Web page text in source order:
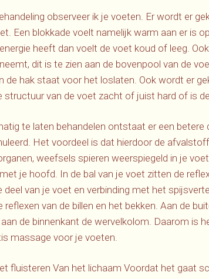
observeer ik je voeten. Er wordt er
Een blokkade voelt namelijk warm aan er is
heeft dan voelt de voet koud of leeg.
dit is te zien aan de bovenpool van de
de hak staat voor het loslaten. Ook wordt er
structuur van de voet zacht of juist hard of is
te laten behandelen ontstaat er een betere
Het voordeel is dat hierdoor de
weefsels spieren weerspiegeld in je
je hoofd. In de bal van je voet zitten de
deel van je voet en verbinding met het
reflexen van de billen en het bekken. Aan de
de binnenkant de wervelkolom. Daarom is
massage voor je voeten.
fluisteren Van het lichaam Voordat het gaat